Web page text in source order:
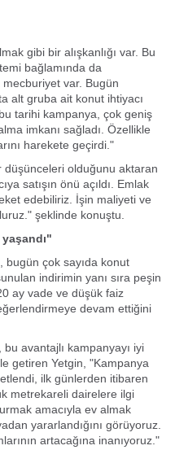
gibi bir alışkanlığı var. Bu
bağlamında da
var. Bugün
alt gruba ait konut ihtiyacı
tarihi kampanya, çok geniş
imkanı sağladı. Özellikle
harekete geçirdi."
düşünceleri olduğunu aktaran
satışın önü açıldı. Emlak
edebiliriz. İşin maliyeti ve
şeklinde konuştu.
bugün çok sayıda konut
indirimin yanı sıra peşin
ay vade ve düşük faiz
devam ettiğini
avantajlı kampanyayı iyi
getiren Yetgin, "Kampanya
ilk günlerden itibaren
metrekareli dairelere ilgi
amacıyla ev almak
yararlandığını görüyoruz.
artacağına inanıyoruz."